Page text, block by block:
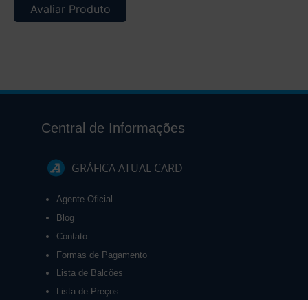
Avaliar Produto
Central de Informações
GRÁFICA ATUAL CARD
Agente Oficial
Blog
Contato
Formas de Pagamento
Lista de Balcões
Lista de Preços